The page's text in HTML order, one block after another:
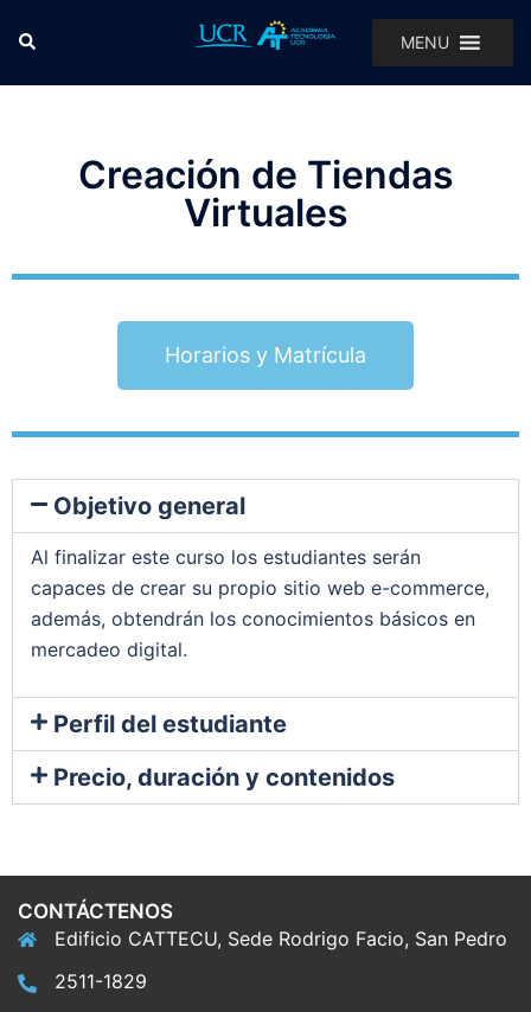
MENU
Creación de Tiendas
Virtuales
Horarios y Matrícula
Objetivo general
Al finalizar este curso los estudiantes serán
capaces de crear su propio sitio web e-commerce,
además, obtendrán los conocimientos básicos en
mercadeo digital.
Perfil del estudiante
Precio, duración y contenidos
CONTÁCTENOS
Edificio CATTECU, Sede Rodrigo Facio, San Pedro
2511-1829